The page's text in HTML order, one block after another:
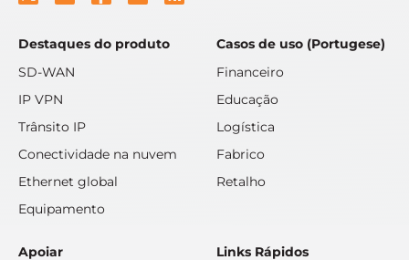
Destaques do produto
SD-WAN
IP VPN
Trânsito IP
Conectividade na nuvem
Ethernet global
Equipamento
Casos de uso (Portugese)
Financeiro
Educação
Logística
Fabrico
Retalho
Apoiar Links Rápidos